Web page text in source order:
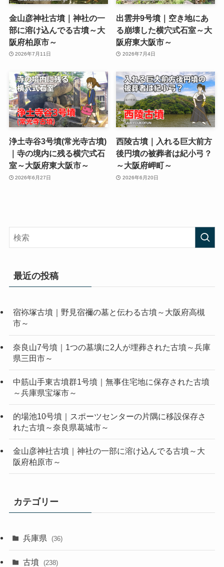
金山彦神社古墳｜神社の一
部に溶け込んでる古墳～大
阪府柏原市～
2026年7月11日
出雲井9号墳｜空き地にあ
る崩壊した横穴式石室～大
阪府東大阪市～
2026年7月4日
浄土寺谷3号墳(常光寺古墳)
｜寺の境内に残る横穴式石
室～大阪府東大阪市～
2026年6月27日
西陵古墳｜入れる巨大前方
後円墳の被葬者は紀小弓？
～大阪府岬町～
2026年6月20日
最近の投稿
宿袮塚古墳｜野見宿禰の墓と伝わる古墳～大阪府高槻
市～
奈良山7号墳｜1つの墓壙に2人が埋葬された古墳～兵庫
県三田市～
中筋山手東古墳群1号墳｜無事住宅地に保存された古墳
～兵庫県宝塚市～
的場池10号墳｜スポーツセンターの片隅に移設保存さ
れた古墳～奈良県葛城市～
金山彦神社古墳｜神社の一部に溶け込んでる古墳～大
阪府柏原市～
カテゴリー
兵庫県 (36)
古墳 (238)